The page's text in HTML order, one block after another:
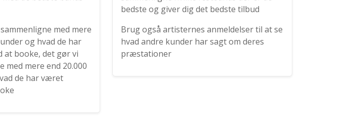
med mere
og hvad de har
booke, det gør vi
med mere end 20.000
de har været
bedste og giver dig det bedste tilbud
Brug også artisternes anmeldelser til at se
hvad andre kunder har sagt om deres
præstationer